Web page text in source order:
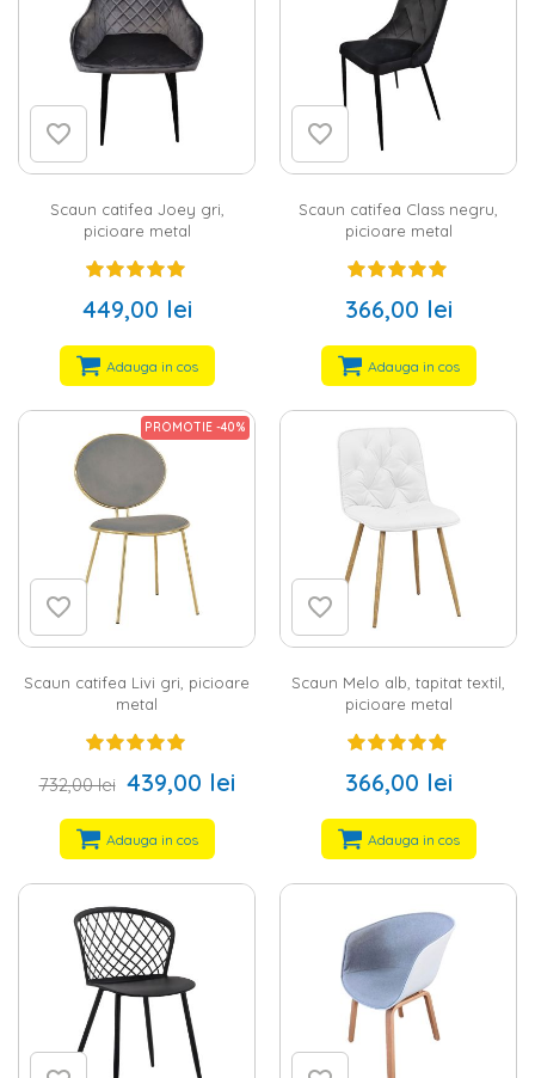
Scaun catifea Joey gri,
picioare metal
449,00 lei
Adauga in cos
Scaun catifea Class negru,
picioare metal
366,00 lei
Adauga in cos
PROMOTIE -40%
Scaun catifea Livi gri, picioare
metal
732,00 lei 439,00 lei
Adauga in cos
Scaun Melo alb, tapitat textil,
picioare metal
366,00 lei
Adauga in cos